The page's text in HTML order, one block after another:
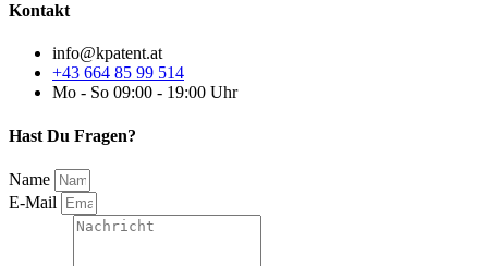
Kontakt
info@kpatent.at
+43 664 85 99 514
Mo - So 09:00 - 19:00 Uhr
Hast Du Fragen?
Name
E-Mail